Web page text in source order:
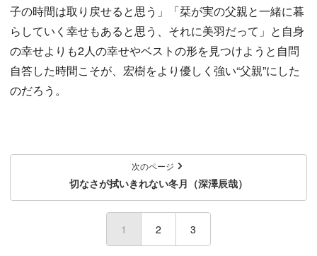
子の時間は取り戻せると思う」「栞が実の父親と一緒に暮
らしていく幸せもあると思う、それに美羽だって」と自身
の幸せよりも2人の幸せやベストの形を見つけようと自問
自答した時間こそが、宏樹をより優しく強い“父親”にした
のだろう。
次のページ
切なさが拭いきれない冬月（深澤辰哉）
1 (current)
2 3